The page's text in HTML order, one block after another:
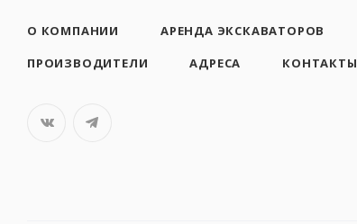
О КОМПАНИИ АРЕНДА ЭКСКАВАТОРОВ
ПРОИЗВОДИТЕЛИ
АДРЕСА КОНТАКТЫ